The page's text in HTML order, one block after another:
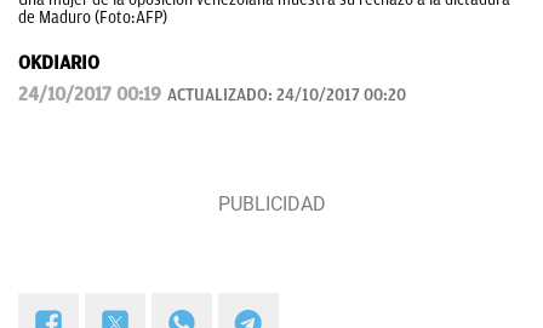
de Maduro (Foto:AFP)
OKDIARIO
24/10/2017 00:19 ACTUALIZADO: 24/10/2017 00:20